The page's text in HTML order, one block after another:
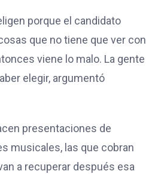
porque el candidato
que no tiene que ver con
viene lo malo. La gente
elegir, argumentó
presentaciones de
musicales, las que cobran
a recuperar después esa